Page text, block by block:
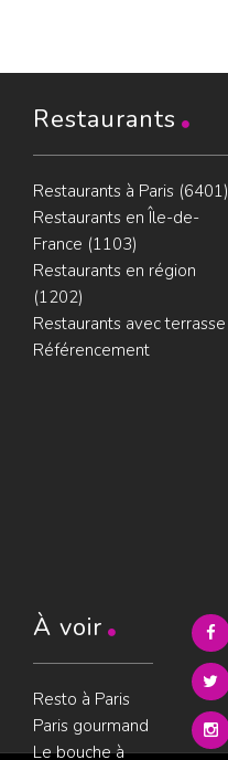
Restaurants
Restaurants à Paris (6401)
Restaurants en Île-de-
France (1103)
Restaurants en région
(1202)
Restaurants avec terrasse
Référencement
À voir
Resto à Paris
Paris gourmand
Le bouche à